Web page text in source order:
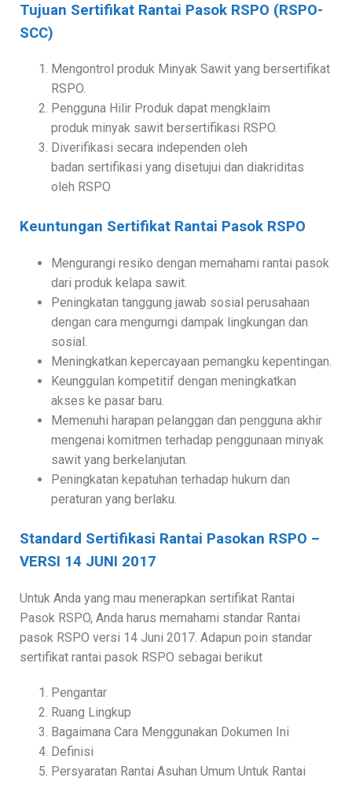
Tujuan Sertifikat Rantai Pasok RSPO (RSPO-
SCC)
Mengontrol produk Minyak Sawit yang bersertifikat
RSPO.
Pengguna Hilir Produk dapat mengklaim
produk minyak sawit bersertifikasi RSPO.
Diverifikasi secara independen oleh
badan sertifikasi yang disetujui dan diakriditas
oleh RSPO
Keuntungan Sertifikat Rantai Pasok RSPO
Mengurangi resiko dengan memahami rantai pasok
dari produk kelapa sawit.
Peningkatan tanggung jawab sosial perusahaan
dengan cara mengurngi dampak lingkungan dan
sosial.
Meningkatkan kepercayaan pemangku kepentingan.
Keunggulan kompetitif dengan meningkatkan
akses ke pasar baru.
Memenuhi harapan pelanggan dan pengguna akhir
mengenai komitmen terhadap penggunaan minyak
sawit yang berkelanjutan.
Peningkatan kepatuhan terhadap hukum dan
peraturan yang berlaku.
Standard Sertifikasi Rantai Pasokan RSPO –
VERSI 14 JUNI 2017
Untuk Anda yang mau menerapkan sertifikat Rantai
Pasok RSPO, Anda harus memahami standar Rantai
pasok RSPO versi 14 Juni 2017. Adapun poin standar
sertifikat rantai pasok RSPO sebagai berikut
Pengantar
Ruang Lingkup
Bagaimana Cara Menggunakan Dokumen Ini
Definisi
Persyaratan Rantai Asuhan Umum Untuk Rantai